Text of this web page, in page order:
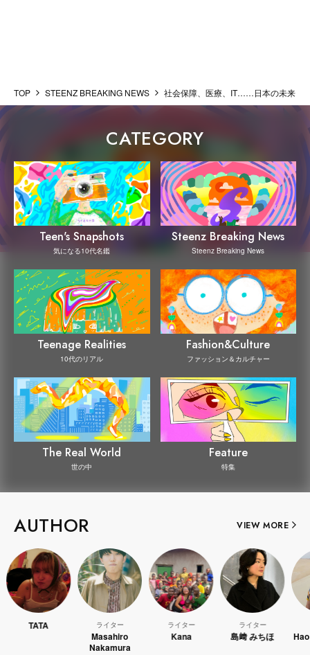
TOP STEENZ BREAKING NEWS 社会保障、医療、IT……日本の未来を
CATEGORY
Teen's Snapshots
気になる10代名鑑
Steenz Breaking News
Steenz Breaking News
Teenage Realities
10代のリアル
Fashion&Culture
ファッション＆カルチャー
The Real World
世の中
Feature
特集
AUTHOR VIEW MORE
ライター
Masahiro
Nakamura
ライター ライター
島﨑 みちほ Hao